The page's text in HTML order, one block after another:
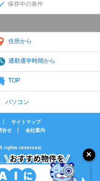
保存中の条件
住所から
通勤通学時間から
TOP
パソコン
サイトマップ
合せ 会社案内
rights reserved.
てエイブルAGENT
情報局